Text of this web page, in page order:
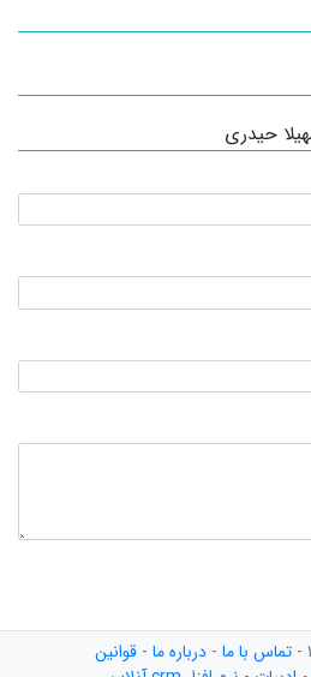
حیدری
تماس با ما - درباره ما - قوانین